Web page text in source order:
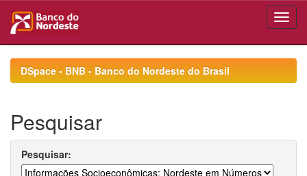
navigationDSpace - BNB - Banco do Nordeste do Brasil
Pesquisar
Pesquisar: